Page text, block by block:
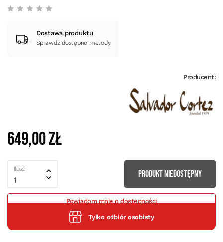
Dostawa produktu
Sprawdź dostępne metody
Producent:
649,00 zł
Ilość
1
PRODUKT NIEDOSTĘPNY
Powiadom mnie o dostępności
Tylko odbiór osobisty